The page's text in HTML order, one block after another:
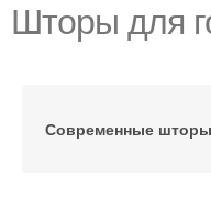
Шторы для
Современные шторы